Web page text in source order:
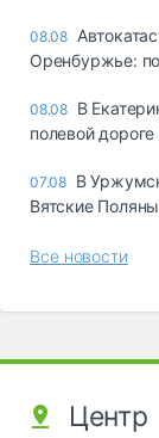
08.08
Оренбуржье:
08.08 В
полевой
07.08 В
Вятские
Все новости
Центр